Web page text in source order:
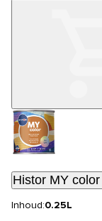
Histor MY
Inhoud:0.25L